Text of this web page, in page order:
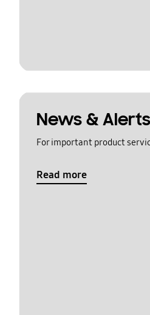
News & Alerts
For important product
Read more